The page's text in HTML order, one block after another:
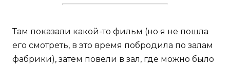
Там показали какой-то фильм (но я не пошла
его смотреть, в это время побродила по залам
фабрики), затем повели в зал, где можно было